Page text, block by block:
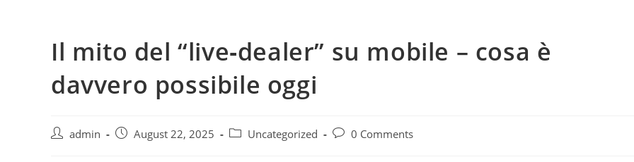
Il mito del “live‑dealer” su mobile – cosa è
davvero possibile oggi
Postadmin
PostAugust 22, 2025
Post Uncategorized
Post0 Comments